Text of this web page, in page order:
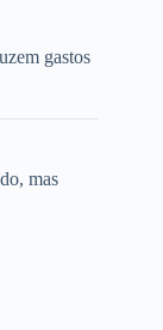
gastos
mas